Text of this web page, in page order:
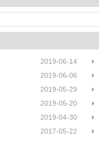
2019-06-14
2019-06-06
2019-05-29
2019-05-20
2019-04-30
2017-05-22